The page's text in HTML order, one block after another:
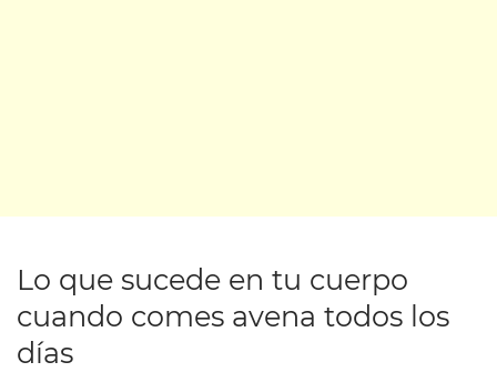
Lo que sucede en tu cuerpo
cuando comes avena todos los
días